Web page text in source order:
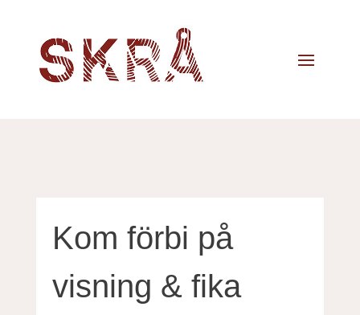
Kom förbi på
visning & fika